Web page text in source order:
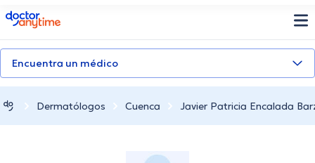
doctoranytime
Encuentra un médico
Dermatólogos Cuenca Javier Patricia Encalada